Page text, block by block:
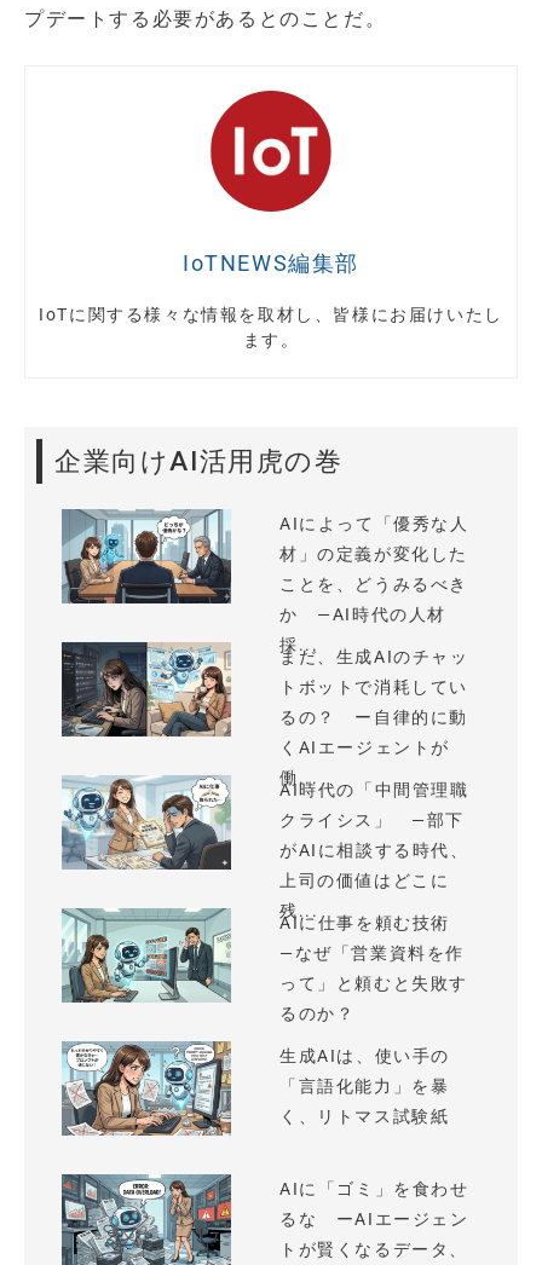
プデートする必要があるとのことだ。
IoTNEWS編集部
IoTに関する様々な情報を取材し、皆様にお届けいたし
ます。
企業向けAI活用虎の巻
AIによって「優秀な人
材」の定義が変化した
ことを、どうみるべき
か —AI時代の人材
採...
まだ、生成AIのチャッ
トボットで消耗してい
るの？ ー自律的に動
くAIエージェントが
働...
AI時代の「中間管理職
クライシス」 —部下
がAIに相談する時代、
上司の価値はどこに
残...
AIに仕事を頼む技術
—なぜ「営業資料を作
って」と頼むと失敗す
るのか？
生成AIは、使い手の
「言語化能力」を暴
く、リトマス試験紙
AIに「ゴミ」を食わせ
るな ーAIエージェン
トが賢くなるデータ、